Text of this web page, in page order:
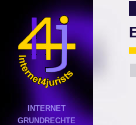
INTERNET
GRUNDRECHTE